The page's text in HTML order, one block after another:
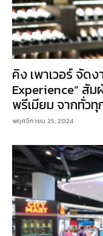
คิง เพาเวอร์ จัด
Experience” สั
พรีเมียม จากทั่วทุ
พฤศจิกายน 25, 2024